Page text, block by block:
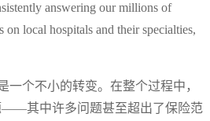
answering our millions of
local hospitals and their specialties,
个不小的转变。在整个过程中，
——其中许多问题甚至超出了保险范